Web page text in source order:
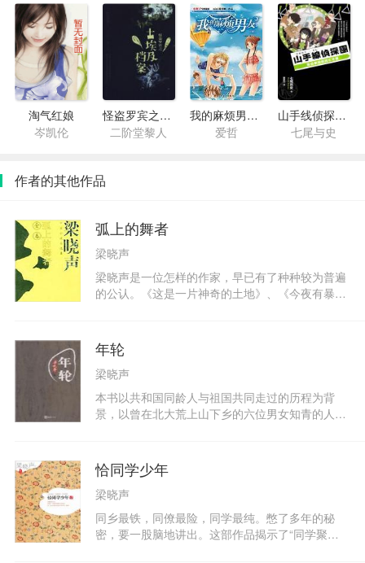
淘气红娘
岑凯伦
怪盗罗宾之古埃及档案
二阶堂黎人
我的麻烦男友2
爱哲
山手线侦探团·目白车站的死亡之握
七尾与史
作者的其他作品
弧上的舞者
梁晓声
梁晓声是一位怎样的作家，早已有了种种较为普遍
的公认。《这是一片神奇的土地》、《今夜有暴风
中秋》、《黑纽扣》、《白发卡》，使他成为亲情
小说的代表性作家；而《民选》、《沉默权》、
《档案》、《发言》、《学者之死》等等，是他直
面现实又特别深刻的中篇力作，证明他始终恪守着
关注现实的文学主张…… 所以1984年曾被人言为
梁晓声年。 所以某报公开评选感动中国的十位作
否得当，不管梁晓声本人作何想法──我们都义无
反顾地决定了出版他的中篇小说选集。并且相信，
许多读者，肯定是期待着有出版社作这样的决定
的，以满足他们了解梁晓声中篇小说创作全貌的愿
望的。 当我们在作家本人的配合之下真正开始做这
年轮
梁晓声
本书以共和国同龄人与祖国共同走过的历程为背
景，以曾在北大荒上山下乡的六位男女知青的人生
公经历了二十世纪六十年代的自然灾害，过早地尝
到了生活的艰辛；轰轰烈烈的文化大革命，使他们
激扬过也失落过；神奇的北大荒曾使他们热血沸
腾，也令他们迷茫无奈。他们有中国传统的家庭亲
情，又有比亲情更高、为朋友义不容辞的友情，还
有阴差阳错、充满了悲剧色彩的爱情。当改革大潮
恰同学少年
梁晓声
同乡最铁，同僚最险，同学最纯。憋了多年的秘
密，要一股脑地讲出。这部作品揭示了“同学聚